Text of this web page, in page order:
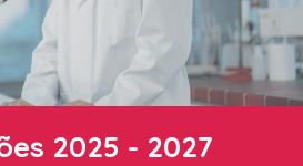
2025 - 2027